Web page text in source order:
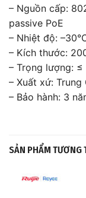
– Nguồn cấp:
passive PoE
– Nhiệt độ:
– Kích thước:
– Trọng lượng: ≤
– Xuất xứ: Trung
– Bảo hành: 3
SẢN PHẨM TƯƠNG